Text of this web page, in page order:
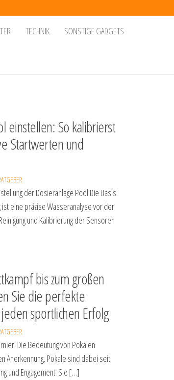
TECHNIK SONSTIGE GADGETS
einstellen: So kalibrierst
Startwerten und
der Dosieranlage Pool Die Basis
eine präzise Wasseranalyse vor der
und Kalibrierung der Sensoren
bis zum großen
Sie die perfekte
sportlichen Erfolg
Die Bedeutung von Pokalen
Anerkennung. Pokale sind dabei seit
und Engagement. Sie […]